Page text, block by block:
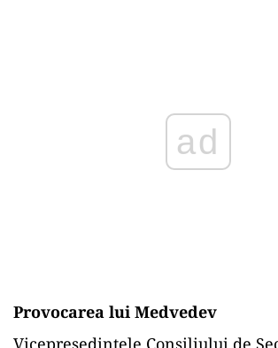
ad
Provocarea lui Medvedev